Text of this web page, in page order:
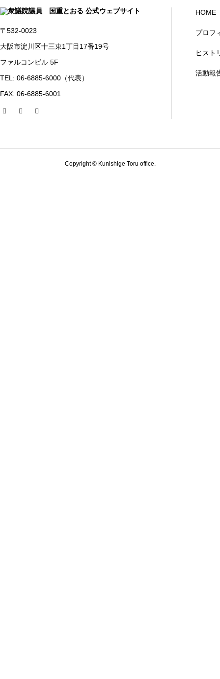
〒532-0023
大阪市淀川区十三東1丁目17番19号
ファルコンビル 5F
TEL: 06-6885-6000（代表）
FAX: 06-6885-6001
HOME
プロフ
ヒスト
活動報
Copyright © Kunishige Toru office.